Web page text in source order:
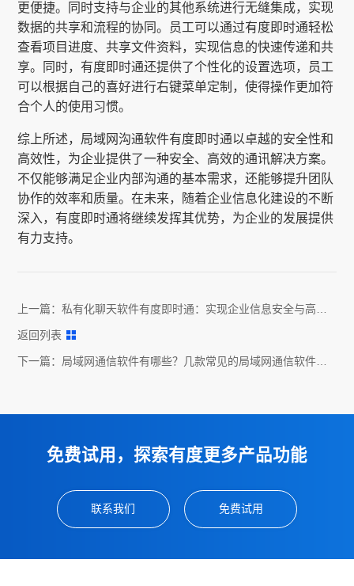
更便捷。同时支持与企业的其他系统进行无缝集成，实现
数据的共享和流程的协同。员工可以通过有度即时通轻松
查看项目进度、共享文件资料，实现信息的快速传递和共
享。同时，有度即时通还提供了个性化的设置选项，员工
可以根据自己的喜好进行右键菜单定制，使得操作更加符
合个人的使用习惯。
综上所述，局域网沟通软件有度即时通以卓越的安全性和
高效性，为企业提供了一种安全、高效的通讯解决方案。
不仅能够满足企业内部沟通的基本需求，还能够提升团队
协作的效率和质量。在未来，随着企业信息化建设的不断
深入，有度即时通将继续发挥其优势，为企业的发展提供
有力支持。
上一篇：私有化聊天软件有度即时通：实现企业信息安全与高效
返回列表
下一篇： 局域网通信软件有哪些？几款常见的局域网通信软件推
免费试用，探索有度更多产品功能
联系我们 免费试用